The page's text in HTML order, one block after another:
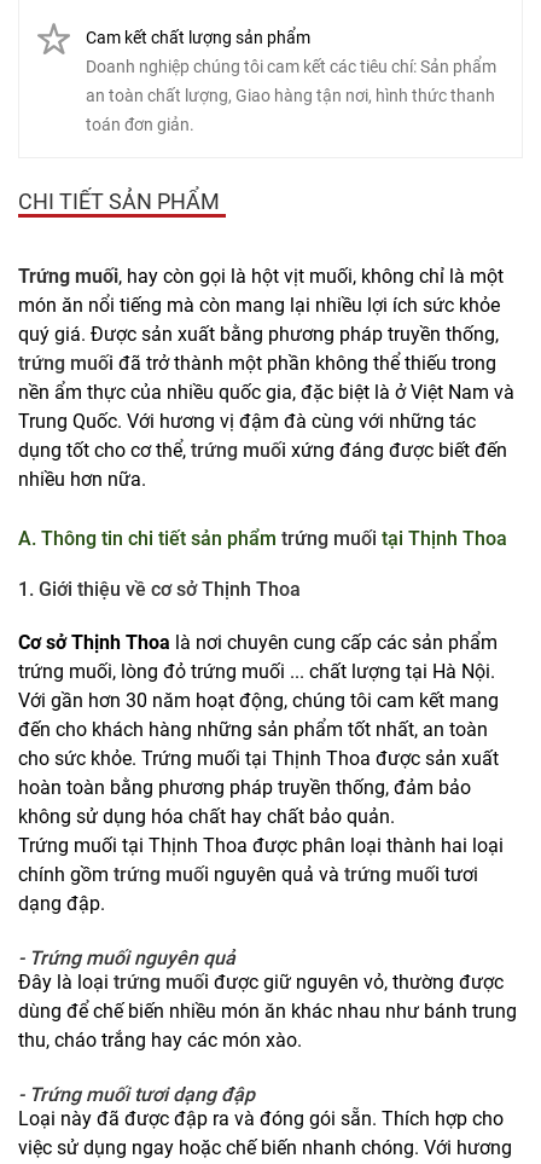
Cam kết chất lượng sản phẩm
Doanh nghiệp chúng tôi cam kết các tiêu chí: Sản phẩm
an toàn chất lượng, Giao hàng tận nơi, hình thức thanh
toán đơn giản.
CHI TIẾT SẢN PHẨM
Trứng muối, hay còn gọi là hột vịt muối, không chỉ là một
món ăn nổi tiếng mà còn mang lại nhiều lợi ích sức khỏe
quý giá. Được sản xuất bằng phương pháp truyền thống,
trứng muối đã trở thành một phần không thể thiếu trong
nền ẩm thực của nhiều quốc gia, đặc biệt là ở Việt Nam và
Trung Quốc. Với hương vị đậm đà cùng với những tác
dụng tốt cho cơ thể, trứng muối xứng đáng được biết đến
nhiều hơn nữa.
A. Thông tin chi tiết sản phẩm trứng muối tại Thịnh Thoa
1. Giới thiệu về cơ sở Thịnh Thoa
Cơ sở Thịnh Thoa là nơi chuyên cung cấp các sản phẩm
trứng muối, lòng đỏ trứng muối ... chất lượng tại Hà Nội.
Với gần hơn 30 năm hoạt động, chúng tôi cam kết mang
đến cho khách hàng những sản phẩm tốt nhất, an toàn
cho sức khỏe. Trứng muối tại Thịnh Thoa được sản xuất
hoàn toàn bằng phương pháp truyền thống, đảm bảo
không sử dụng hóa chất hay chất bảo quản.
Trứng muối tại Thịnh Thoa được phân loại thành hai loại
chính gồm trứng muối nguyên quả và trứng muối tươi
dạng đập.
- Trứng muối nguyên quả
Đây là loại trứng muối được giữ nguyên vỏ, thường được
dùng để chế biến nhiều món ăn khác nhau như bánh trung
thu, cháo trắng hay các món xào.
- Trứng muối tươi dạng đập
Loại này đã được đập ra và đóng gói sẵn. Thích hợp cho
việc sử dụng ngay hoặc chế biến nhanh chóng. Với hương